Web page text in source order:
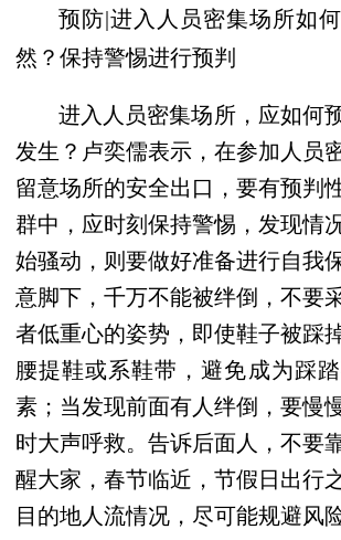
预防|进入人员密集场所如
然？保持警惕进行预判
进入人员密集场所，应如何
发生？卢奕儒表示，在参加人员
留意场所的安全出口，要有预判
群中，应时刻保持警惕，发现情
始骚动，则要做好准备进行自我
意脚下，千万不能被绊倒，不要
者低重心的姿势，即使鞋子被踩
腰提鞋或系鞋带，避免成为踩
素；当发现前面有人绊倒，要慢
时大声呼救。告诉后面人，不要
醒大家，春节临近，节假日出行
目的地人流情况，尽可能规避风